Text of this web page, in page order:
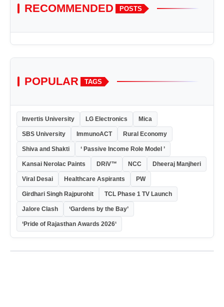
RECOMMENDED POSTS
POPULAR TAGS
Invertis University LG Electronics Mica
SBS University ImmunoACT Rural Economy
Shiva and Shakti ‘ Passive Income Role Model ’
Kansai Nerolac Paints DRiV™ NCC Dheeraj Manjheri
Viral Desai Healthcare Aspirants PW
Girdhari Singh Rajpurohit TCL Phase 1 TV Launch
Jalore Clash ‘Gardens by the Bay’
‘Pride of Rajasthan Awards 2026‘